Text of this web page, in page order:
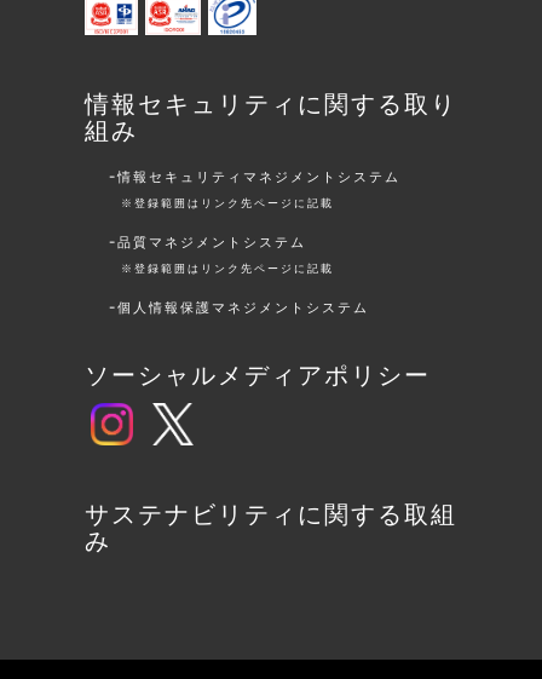
情報セキュリティに関する取り
組み
情報セキュリティマネジメントシステム
※登録範囲はリンク先ページに記載
品質マネジメントシステム
※登録範囲はリンク先ページに記載
個人情報保護マネジメントシステム
ソーシャルメディアポリシー
サステナビリティに関する取組
み